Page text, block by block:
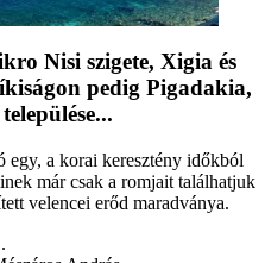
Nisi szigete, Xigia és
pedig Pigadakia,
egy, a korai keresztény időkból
már csak a romjait találhatjuk
velencei erőd maradványa.